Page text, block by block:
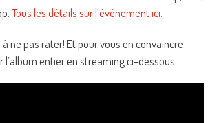
Tous les détails sur l’événement ici.
ne pas rater! Et pour vous en convaincre
l’album entier en streaming ci-dessous :